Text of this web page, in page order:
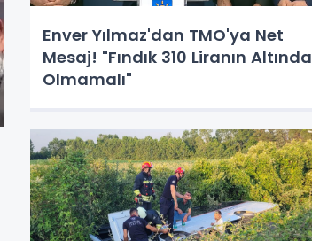
Enver Yılmaz'dan TMO'ya Net
Mesaj! "Fındık 310 Liranın Altında
Olmamalı"